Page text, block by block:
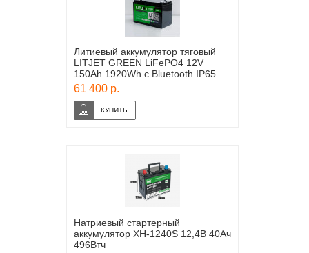
Литиевый аккумулятор тяговый
LITJET GREEN LiFePO4 12V
150Ah 1920Wh с Bluetooth IP65
61 400 р.
Натриевый стартерный
аккумулятор XH-1240S 12,4В 40Ач
496Втч